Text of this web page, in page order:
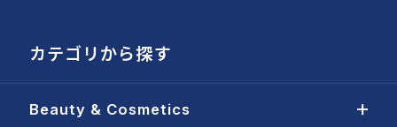
カテゴリから探す
Beauty & Cosmetics